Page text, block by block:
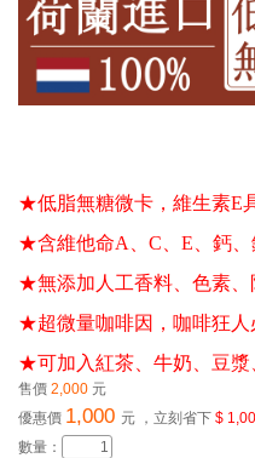
★低脂無糖微卡，維生素E
★含維他命A、C、E、鈣
★無添加人工香料、色素、
★超微量咖啡因，咖啡狂人
★可加入紅茶、牛奶、豆漿
售價 2,000 元
優惠價 1,000 元 ，立刻省下 $
數量：